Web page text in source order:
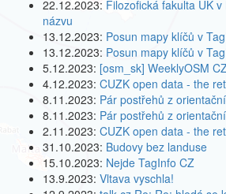
22.12.2023: Filozofická fakulta UK
názvu
13.12.2023: Posun mapy klíčů v
13.12.2023: Posun mapy klíčů v
5.12.2023: [osm_sk] WeeklyOSM
4.12.2023: CUZK open data - the
8.11.2023: Pár postřehů z
8.11.2023: Pár postřehů z
2.11.2023: CUZK open data - the
31.10.2023: Budovy bez landuse
15.10.2023: Nejde TagInfo CZ
13.9.2023: Vltava vyschla!